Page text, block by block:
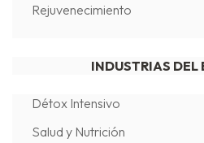
Rejuvenecimiento
INDUSTRIAS DEL
Détox Intensivo
Salud y Nutrición